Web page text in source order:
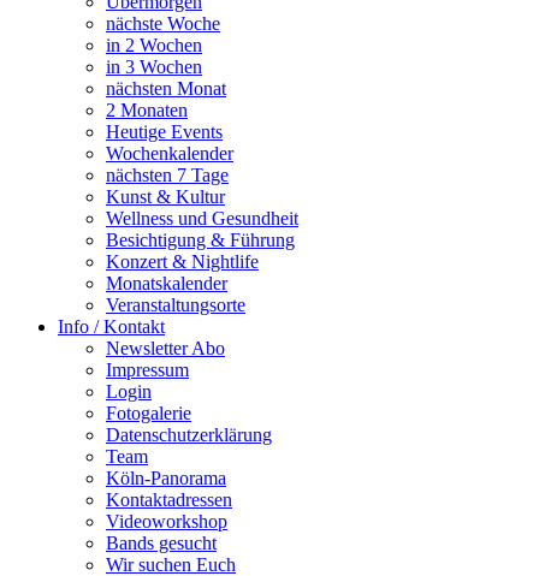
nächste Woche
in 2 Wochen
in 3 Wochen
nächsten Monat
2 Monaten
Heutige Events
Wochenkalender
nächsten 7 Tage
Kunst & Kultur
Wellness und Gesundheit
Besichtigung & Führung
Konzert & Nightlife
Monatskalender
Veranstaltungsorte
Info / Kontakt
Newsletter Abo
Impressum
Login
Fotogalerie
Datenschutzerklärung
Team
Köln-Panorama
Kontaktadressen
Videoworkshop
Bands gesucht
Wir suchen Euch